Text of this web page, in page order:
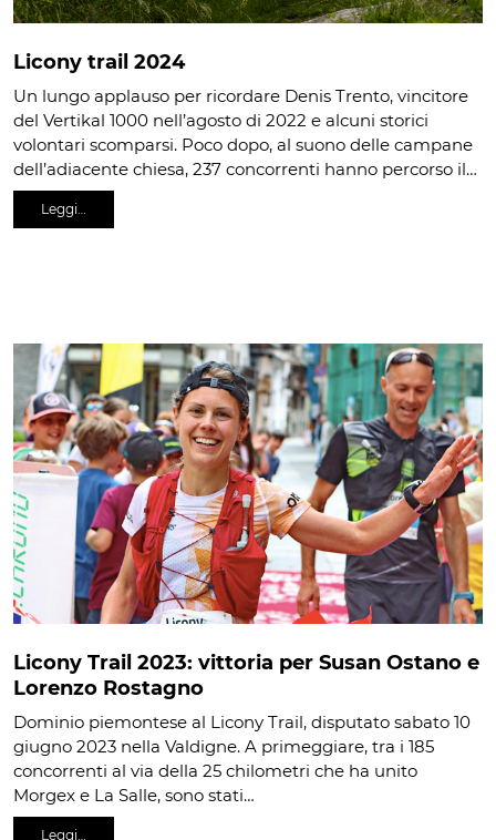
Licony trail 2024
Un lungo applauso per ricordare Denis Trento, vincitore
del Vertikal 1000 nell’agosto di 2022 e alcuni storici
volontari scomparsi. Poco dopo, al suono delle campane
dell’adiacente chiesa, 237 concorrenti hanno percorso il…
Leggi…
Licony Trail 2023: vittoria per Susan Ostano e
Lorenzo Rostagno
Dominio piemontese al Licony Trail, disputato sabato 10
giugno 2023 nella Valdigne. A primeggiare, tra i 185
concorrenti al via della 25 chilometri che ha unito
Morgex e La Salle, sono stati…
Leggi…